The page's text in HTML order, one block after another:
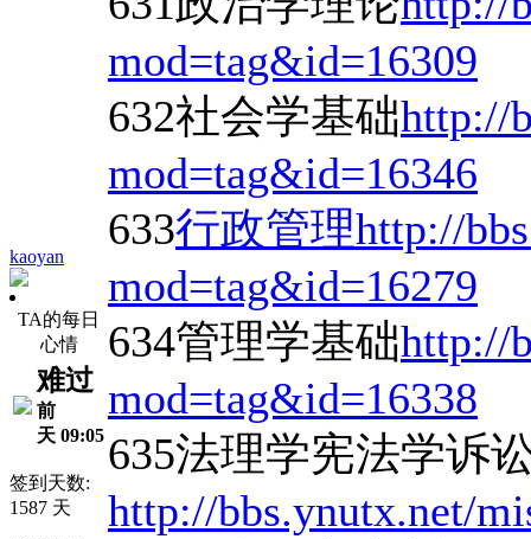
kaoyan
TA的每日
心情
难过
前
天 09:05
签到天数:
1587 天
mod=tag&id=16309
632社会学基础http://
mod=tag&id=16346
633行政管理http://
mod=tag&id=16279
634管理学基础http://
mod=tag&id=16338
635法理学宪法学诉
http://bbs.ynutx.net/